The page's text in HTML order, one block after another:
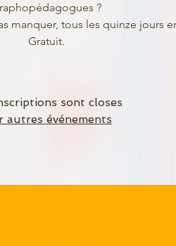
?
manquer, tous les quinze jours
sont closes
autres événements